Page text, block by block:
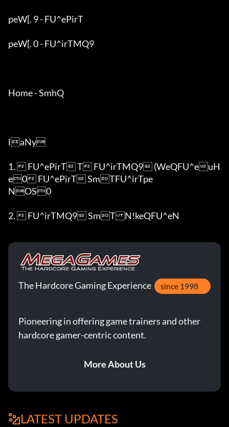
peW[. 9 - FU^ePirT
peW[. 0 - FU^irTMQ9
Home - SmhQ
laNy
1.  FU^ePirT T FU^irTMQ9 (WeQFU^euH
e0 FU^ePirT SmTFU^irTpe
NOS0
2.  FU^irTMQ9 SmTN!keQFU^eN
The Hardcore Gaming Experience since 1998
Pioneering in offering game trainers and other
hardcore gamer-centric content.
More About Us
LATEST UPDATES